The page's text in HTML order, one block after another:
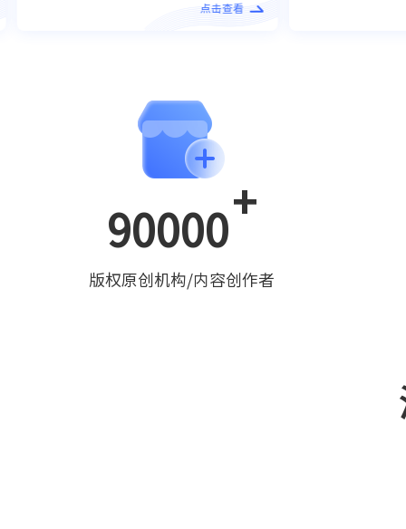
知识付费全链路转化商业闭环。标志着海
点击查看
90000
+
版权原创机构/内容创作者